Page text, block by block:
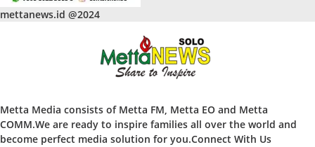
mettanews.id @2024
Metta Media consists of Metta FM, Metta EO and Metta
COMM.We are ready to inspire families all over the world and
become perfect media solution for you.Connect With Us